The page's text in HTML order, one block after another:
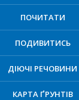
ПОЧИТАТИ
ПОДИВИТИСЬ
ДІЮЧІ РЕЧОВИНИ
КАРТА ҐРУНТІВ